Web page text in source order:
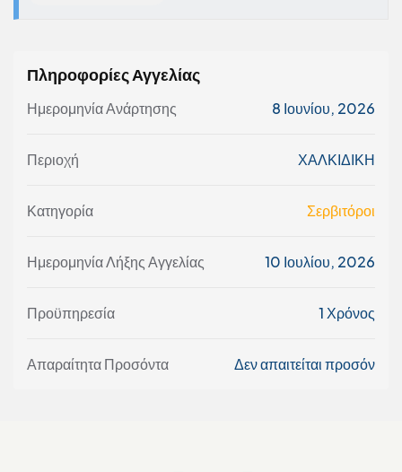
Πληροφορίες Αγγελίας
Ημερομηνία Ανάρτησης 8 Ιουνίου, 2026
Περιοχή ΧΑΛΚΙΔΙΚΗ
Κατηγορία Σερβιτόροι
Ημερομηνία Λήξης Αγγελίας 10 Ιουλίου, 2026
Προϋπηρεσία 1 Χρόνος
Απαραίτητα Προσόντα Δεν απαιτείται προσόν